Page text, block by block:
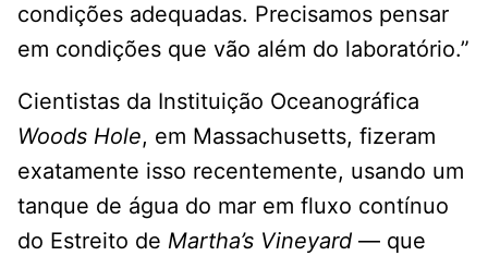
condições adequadas. Precisamos pensar
em condições que vão além do laboratório.”
Cientistas da Instituição Oceanográfica
Woods Hole, em Massachusetts, fizeram
exatamente isso recentemente, usando um
tanque de água do mar em fluxo contínuo
do Estreito de Martha’s Vineyard — que